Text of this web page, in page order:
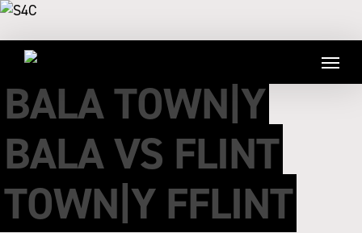
BALA TOWN|Y
BALA VS FLINT
TOWN|Y FFLINT